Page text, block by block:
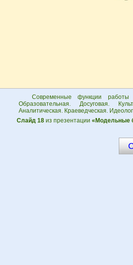
Современные функции работы
Образовательная. Досуговая.
Аналитическая. Краеведческая.
Слайд 18 из презентации «Модельные